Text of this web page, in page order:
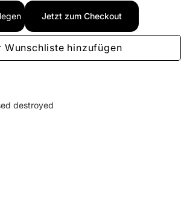
Jetzt zum Checkout
Wunschliste hinzufügen
destroyed